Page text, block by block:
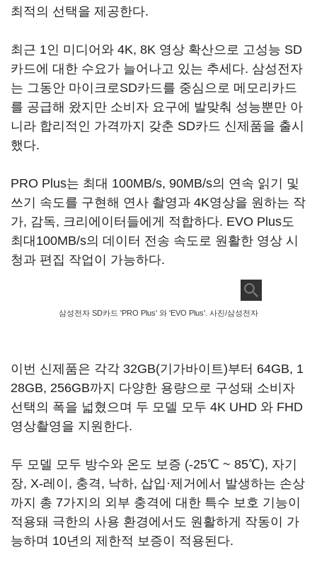
최적의 선택을 제공한다.
최근 1인 미디어와 4K, 8K 영상 확산으로 고성능 SD
카드에 대한 수요가 늘어나고 있는 추세다. 삼성전자
는 그동안 마이크로SD카드를 중심으로 메모리카드
를 공급해 왔지만 소비자 요구에 발맞춰 성능뿐만 아
니라 합리적인 가격까지 갖춘 SD카드 신제품을 출시
했다.
PRO Plus는 최대 100MB/s, 90MB/s의 연속 읽기 및
쓰기 속도를 구현해 연사 촬영과 4K영상을 원하는 작
가, 감독, 크리에이터들에게 적합하다. EVO Plus도
최대100MB/s의 데이터 전송 속도로 원활한 영상 시
청과 편집 작업이 가능하다.
삼성전자 SD카드 'PRO Plus' 와 'EVO Plus'. 사진/삼성전자
이번 신제품은 각각 32GB(기가바이트)부터 64GB, 1
28GB, 256GB까지 다양한 용량으로 구성돼 소비자
선택의 폭을 넓혔으며 두 모델 모두 4K UHD 와 FHD
영상촬영을 지원한다.
두 모델 모두 방수와 온도 보증 (-25℃ ~ 85℃), 자기
장, X-레이, 충격, 낙하, 삽입·제거에서 발생하는 손상
까지 총 7가지의 외부 충격에 대한 특수 보호 기능이
적용돼 극한의 사용 환경에서도 원활하게 작동이 가
능하며 10년의 제한적 보증이 적용된다.